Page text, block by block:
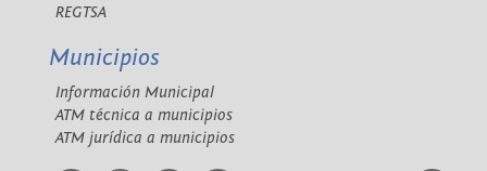
REGTSA
Municipios
Información Municipal
ATM técnica a municipios
ATM jurídica a municipios